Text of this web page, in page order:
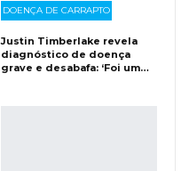
DOENÇA DE CARRAPTO
Justin Timberlake revela
diagnóstico de doença
grave e desabafa: ‘Foi um…